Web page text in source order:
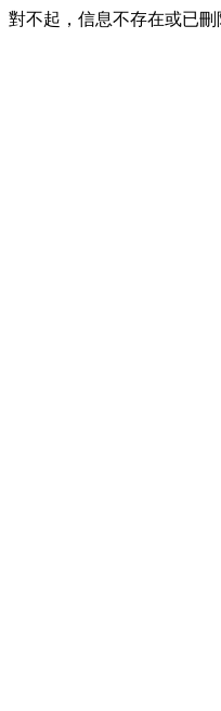
對不起，信息不存在或已刪除